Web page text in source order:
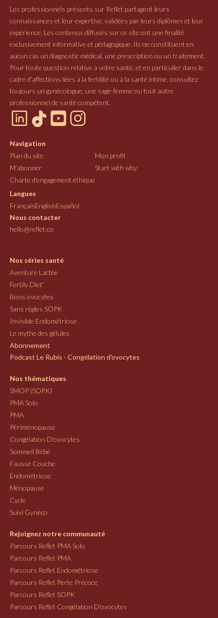
Les professionnels présents sur Reflet partagent leurs
connaissances et leur expertise, validées par leurs diplômes et leur
expérience. Les contenus diffusés sur ce site ont une finalité
exclusivement informative et pédagogique. Ils ne constituent en
aucun cas un diagnostic médical, une prescription ou un traitement.
Pour toute question relative à votre santé, et en particulier dans le
cadre d’affections liées à la fertilité ou à la santé intime, consultez
toujours un gynécologue, une sage-femme ou tout autre
professionnel de santé compétent.
Navigation
Plan du site
Mon profil
M'abonner
Start with why
Charte d'engagement éthique
Langues
FrançaisEnglishEspañol
Nous contacter
hello@reflet.co
Nos séries santé
Aventure Lactée
Fertily Diet'
Bons ovocytes
Sans règles SOPK
Invisible Endométriose
Le mythe des gélules
Abonnement
Podcast Le Rubis - Congélation d'ovocytes
Nos thématiques
SMOP (SOPK)
PMA Solo
PMA
Périménopause
Congélation D'ovocytes
Sommeil Bébé
Fausse Couche
Endométriose
Ménopause
Cycle
Suivi Gynéco
Rejoignez notre communauté
Parcours Reflet PMA Solo
Parcours Reflet PMA
Parcours Reflet Endométriose
Parcours Reflet Perte Précoce
Parcours Reflet SOPK
Parcours Reflet Congélation D'ovocytes